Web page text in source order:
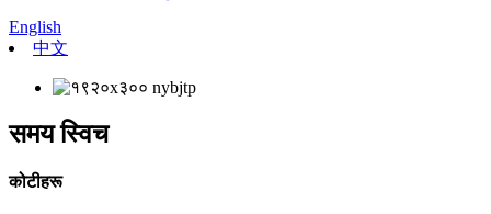
English
中文
समय स्विच
कोटीहरू